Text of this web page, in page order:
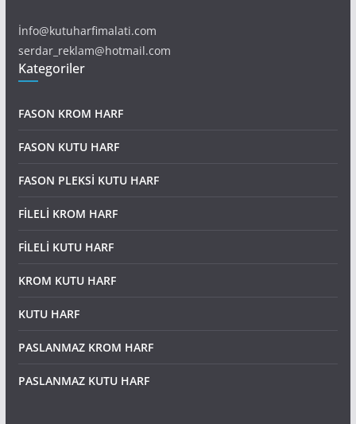
İnfo@kutuharfimalati.com
serdar_reklam@hotmail.com
Kategoriler
FASON KROM HARF
FASON KUTU HARF
FASON PLEKSİ KUTU HARF
FİLELİ KROM HARF
FİLELİ KUTU HARF
KROM KUTU HARF
KUTU HARF
PASLANMAZ KROM HARF
PASLANMAZ KUTU HARF